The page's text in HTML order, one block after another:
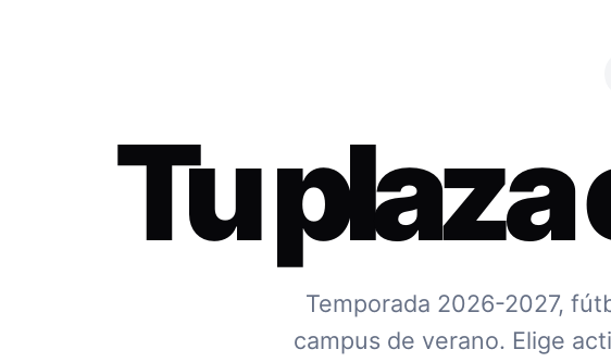
Tu
Temporada 2026-2027,
campus de verano. Elige